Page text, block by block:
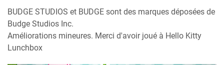
BUDGE STUDIOS et BUDGE sont des marques déposées de
Budge Studios Inc.
Améliorations mineures. Merci d'avoir joué à Hello Kitty
Lunchbox